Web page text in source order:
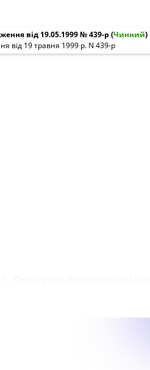
від 19.05.1999 № 439-р (Чинний)
від 19 травня 1999 р. N 439-р